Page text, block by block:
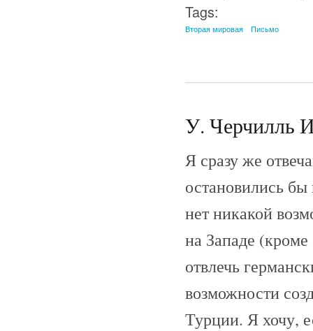
Tags:
Вторая мировая Письмо
У. Черчилль
Я сразу же
остановились
нет никакой
на Западе
отвлечь
возможности
Турции. Я хочу,